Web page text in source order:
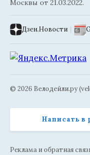
Москвы от 21.03.2022.
Дзен.Новости |
© 2026 Велодейли.ру
Написать в
Реклама и обратная